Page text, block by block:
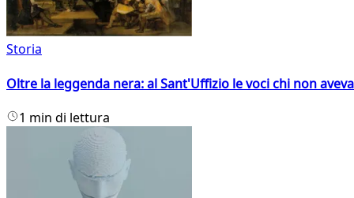
Storia
Oltre la leggenda nera: al Sant'Uffizio le voci chi non
1 min di lettura